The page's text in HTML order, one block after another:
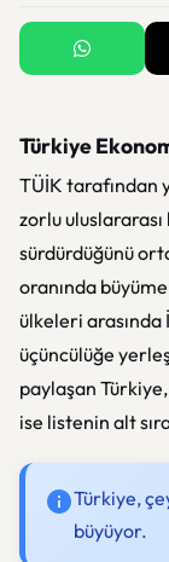
Türkiye
TÜİK tarafından
zorlu
sürdürdüğünü
oranında
ülkeleri arasında
üçüncülüğe
paylaşan
ise listenin alt
Türkiye,
büyüyor.